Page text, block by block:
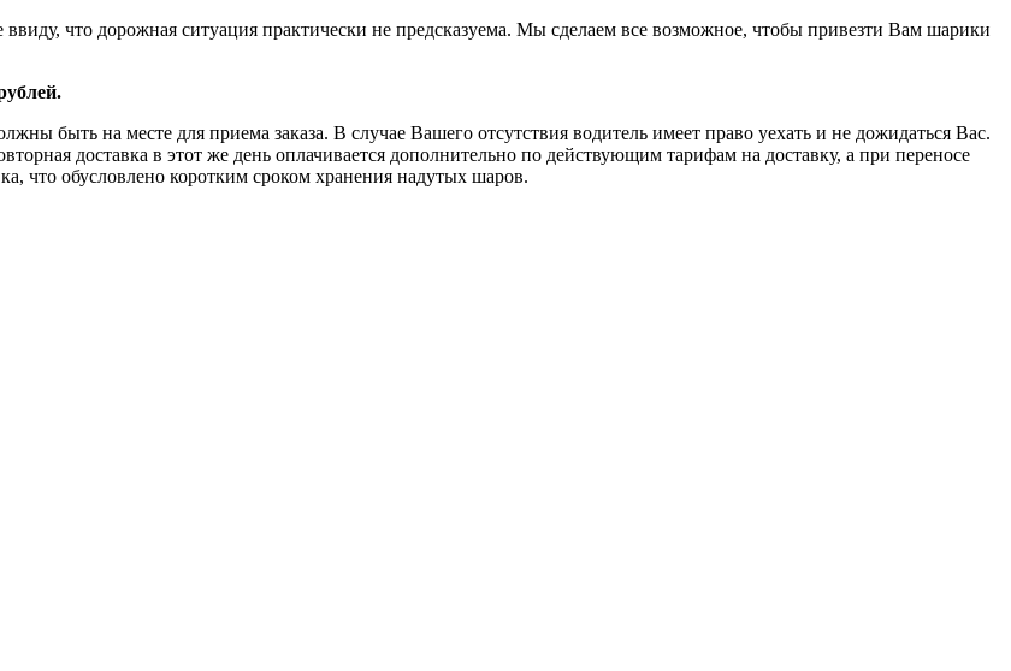
что дорожная ситуация практически не предсказуема. Мы сделаем все возможное, чтобы привезти Вам шарики
быть на месте для приема заказа. В случае Вашего отсутствия водитель имеет право уехать и не дожидаться Вас.
доставка в этот же день оплачивается дополнительно по действующим тарифам на доставку, а при переносе
что обусловлено коротким сроком хранения надутых шаров.